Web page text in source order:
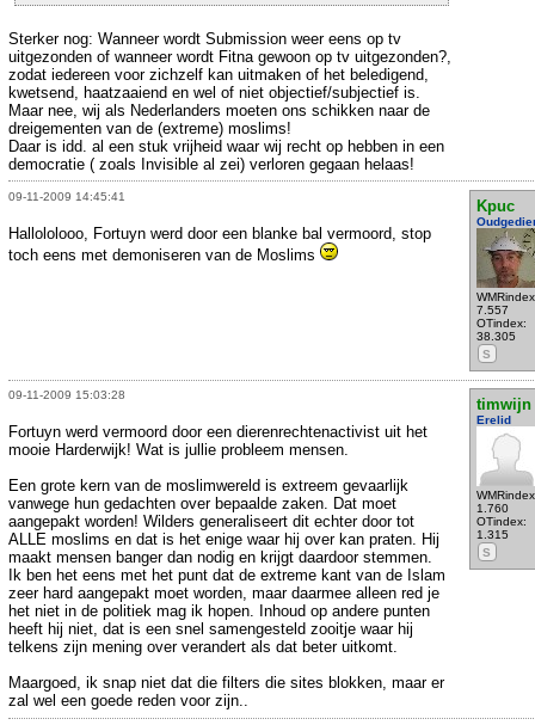
Sterker nog: Wanneer wordt Submission weer eens op tv
uitgezonden of wanneer wordt Fitna gewoon op tv uitgezonden?,
zodat iedereen voor zichzelf kan uitmaken of het beledigend,
kwetsend, haatzaaiend en wel of niet objectief/subjectief is.
Maar nee, wij als Nederlanders moeten ons schikken naar de
dreigementen van de (extreme) moslims!
Daar is idd. al een stuk vrijheid waar wij recht op hebben in een
democratie ( zoals Invisible al zei) verloren gegaan helaas!
09-11-2009 14:45:41
Kpuc
7.557
OTindex:
38.305
S
Hallololooo, Fortuyn werd door een blanke bal vermoord, stop
toch eens met demoniseren van de Moslims
09-11-2009 15:03:28
timwijn
Erelid
1.760
OTindex:
1.315
S
Fortuyn werd vermoord door een dierenrechtenactivist uit het
mooie Harderwijk! Wat is jullie probleem mensen.
Een grote kern van de moslimwereld is extreem gevaarlijk
vanwege hun gedachten over bepaalde zaken. Dat moet
aangepakt worden! Wilders generaliseert dit echter door tot
ALLE moslims en dat is het enige waar hij over kan praten. Hij
maakt mensen banger dan nodig en krijgt daardoor stemmen.
Ik ben het eens met het punt dat de extreme kant van de Islam
zeer hard aangepakt moet worden, maar daarmee alleen red je
het niet in de politiek mag ik hopen. Inhoud op andere punten
heeft hij niet, dat is een snel samengesteld zooitje waar hij
telkens zijn mening over verandert als dat beter uitkomt.
Maargoed, ik snap niet dat die filters die sites blokken, maar er
zal wel een goede reden voor zijn..